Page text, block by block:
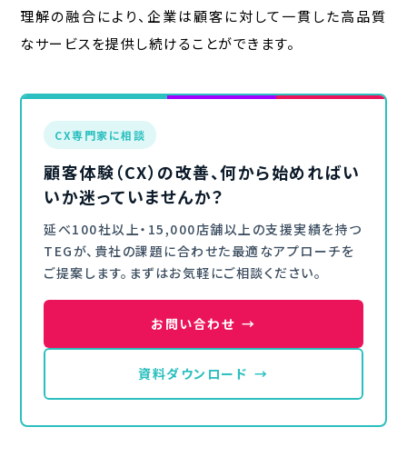
理解の融合により、企業は顧客に対して一貫した高品質
なサービスを提供し続けることができます。
CX専門家に相談
顧客体験（CX）の改善、何から始めればい
いか迷っていませんか？
延べ100社以上・15,000店舗以上の支援実績を持つ
TEGが、貴社の課題に合わせた最適なアプローチを
ご提案します。まずはお気軽にご相談ください。
お問い合わせ →
資料ダウンロード →